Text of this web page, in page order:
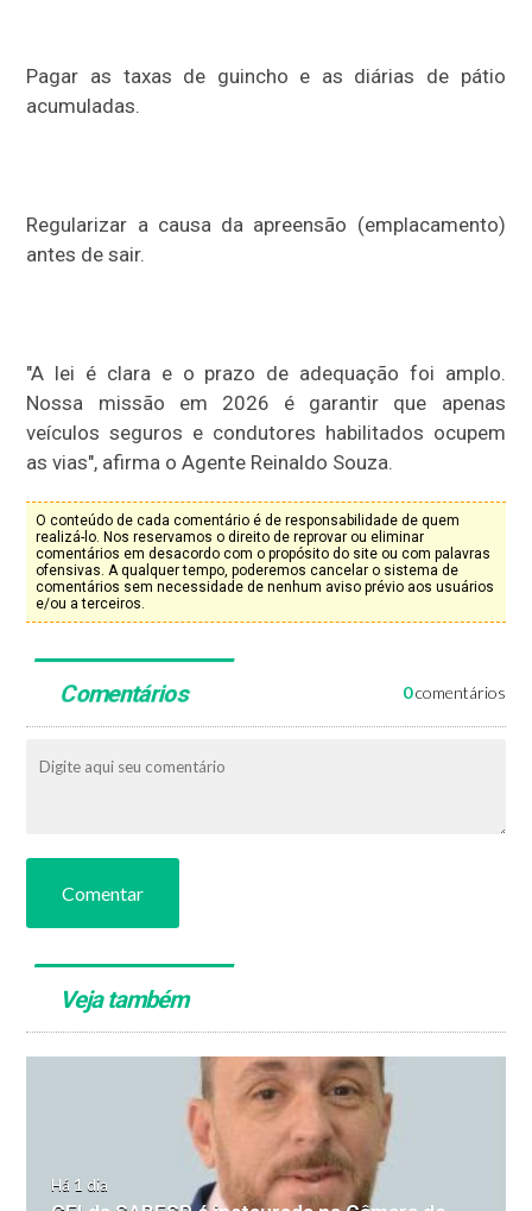
Pagar as taxas de guincho e as diárias de pátio
acumuladas.
Regularizar a causa da apreensão (emplacamento)
antes de sair.
"A lei é clara e o prazo de adequação foi amplo.
Nossa missão em 2026 é garantir que apenas
veículos seguros e condutores habilitados ocupem
as vias", afirma o Agente Reinaldo Souza.
O conteúdo de cada comentário é de responsabilidade de quem
realizá-lo. Nos reservamos o direito de reprovar ou eliminar
comentários em desacordo com o propósito do site ou com palavras
ofensivas. A qualquer tempo, poderemos cancelar o sistema de
comentários sem necessidade de nenhum aviso prévio aos usuários
e/ou a terceiros.
Comentários 0comentários
Comentar
Veja também
Há 1 dia